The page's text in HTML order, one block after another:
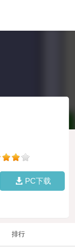
PC下载
排行